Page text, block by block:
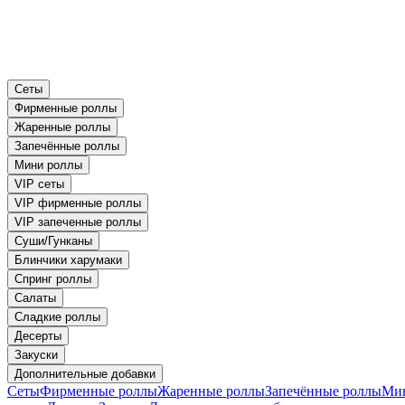
Сеты
Фирменные роллы
Жаренные роллы
Запечённые роллы
Мини роллы
VIP сеты
VIP фирменные роллы
VIP запеченные роллы
Суши/Гунканы
Блинчики харумаки
Спринг роллы
Салаты
Сладкие роллы
Десерты
Закуски
Дополнительные добавки
СетыФирменные роллыЖаренные роллыЗапечённые роллы